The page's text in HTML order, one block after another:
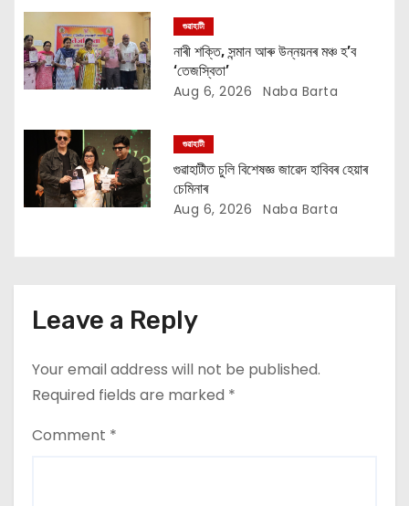
i
o
n
গুৱাহাটী
নাৰী শক্তি, সন্মান আৰু উন্নয়নৰ মঞ্চ হ’ব
‘তেজস্বিতা’
Aug 6, 2026 Naba Barta
গুৱাহাটী
গুৱাহাটীত চুলি বিশেষজ্ঞ জাৱেদ হাবিবৰ হেয়াৰ
চেমিনাৰ
Aug 6, 2026 Naba Barta
Leave a Reply
Your email address will not be published.
Required fields are marked *
Comment *